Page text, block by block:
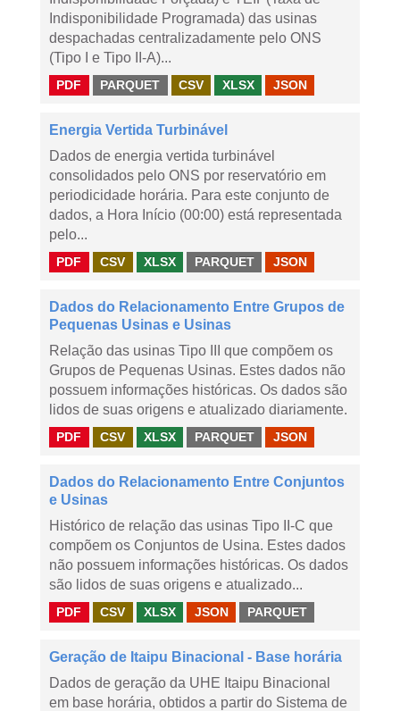
Indisponibilidade Programada) das usinas
despachadas centralizadamente pelo ONS
(Tipo I e Tipo II-A)...
PDF PARQUET CSV XLSX JSON
Energia Vertida Turbinável
Dados de energia vertida turbinável
consolidados pelo ONS por reservatório em
periodicidade horária. Para este conjunto de
dados, a Hora Início (00:00) está representada
pelo...
PDF CSV XLSX PARQUET JSON
Dados do Relacionamento Entre Grupos de
Pequenas Usinas e Usinas
Relação das usinas Tipo III que compõem os
Grupos de Pequenas Usinas. Estes dados não
possuem informações históricas. Os dados são
lidos de suas origens e atualizado diariamente.
PDF CSV XLSX PARQUET JSON
Dados do Relacionamento Entre Conjuntos
e Usinas
Histórico de relação das usinas Tipo II-C que
compõem os Conjuntos de Usina. Estes dados
não possuem informações históricas. Os dados
são lidos de suas origens e atualizado...
PDF CSV XLSX JSON PARQUET
Geração de Itaipu Binacional - Base horária
Dados de geração da UHE Itaipu Binacional
em base horária, obtidos a partir do Sistema de